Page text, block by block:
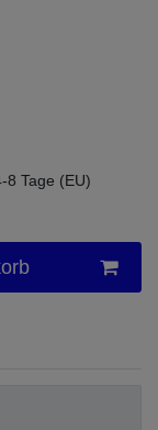
8 Tage (EU)